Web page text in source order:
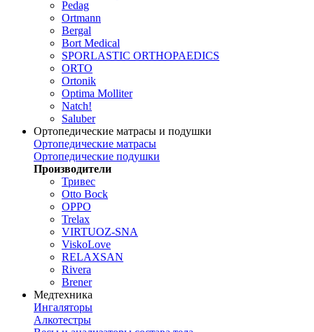
Pedag
Ortmann
Bergal
Bort Medical
SPORLASTIC ORTHOPAEDICS
ORTO
Ortonik
Optima Molliter
Natch!
Saluber
Ортопедические матрасы и подушки
Ортопедические матрасы
Ортопедические подушки
Производители
Тривес
Otto Bock
OPPO
Trelax
VIRTUOZ-SNA
ViskoLove
RELAXSAN
Rivera
Brener
Медтехника
Ингаляторы
Алкотестры